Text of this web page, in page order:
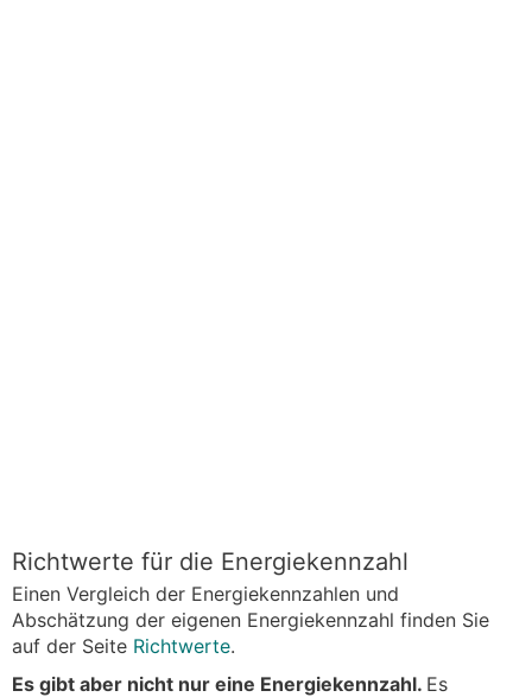
Richtwerte für die Energiekennzahl
Einen Vergleich der Energiekennzahlen und
Abschätzung der eigenen Energiekennzahl finden Sie
auf der Seite Richtwerte.
Es gibt aber nicht nur eine Energiekennzahl. Es